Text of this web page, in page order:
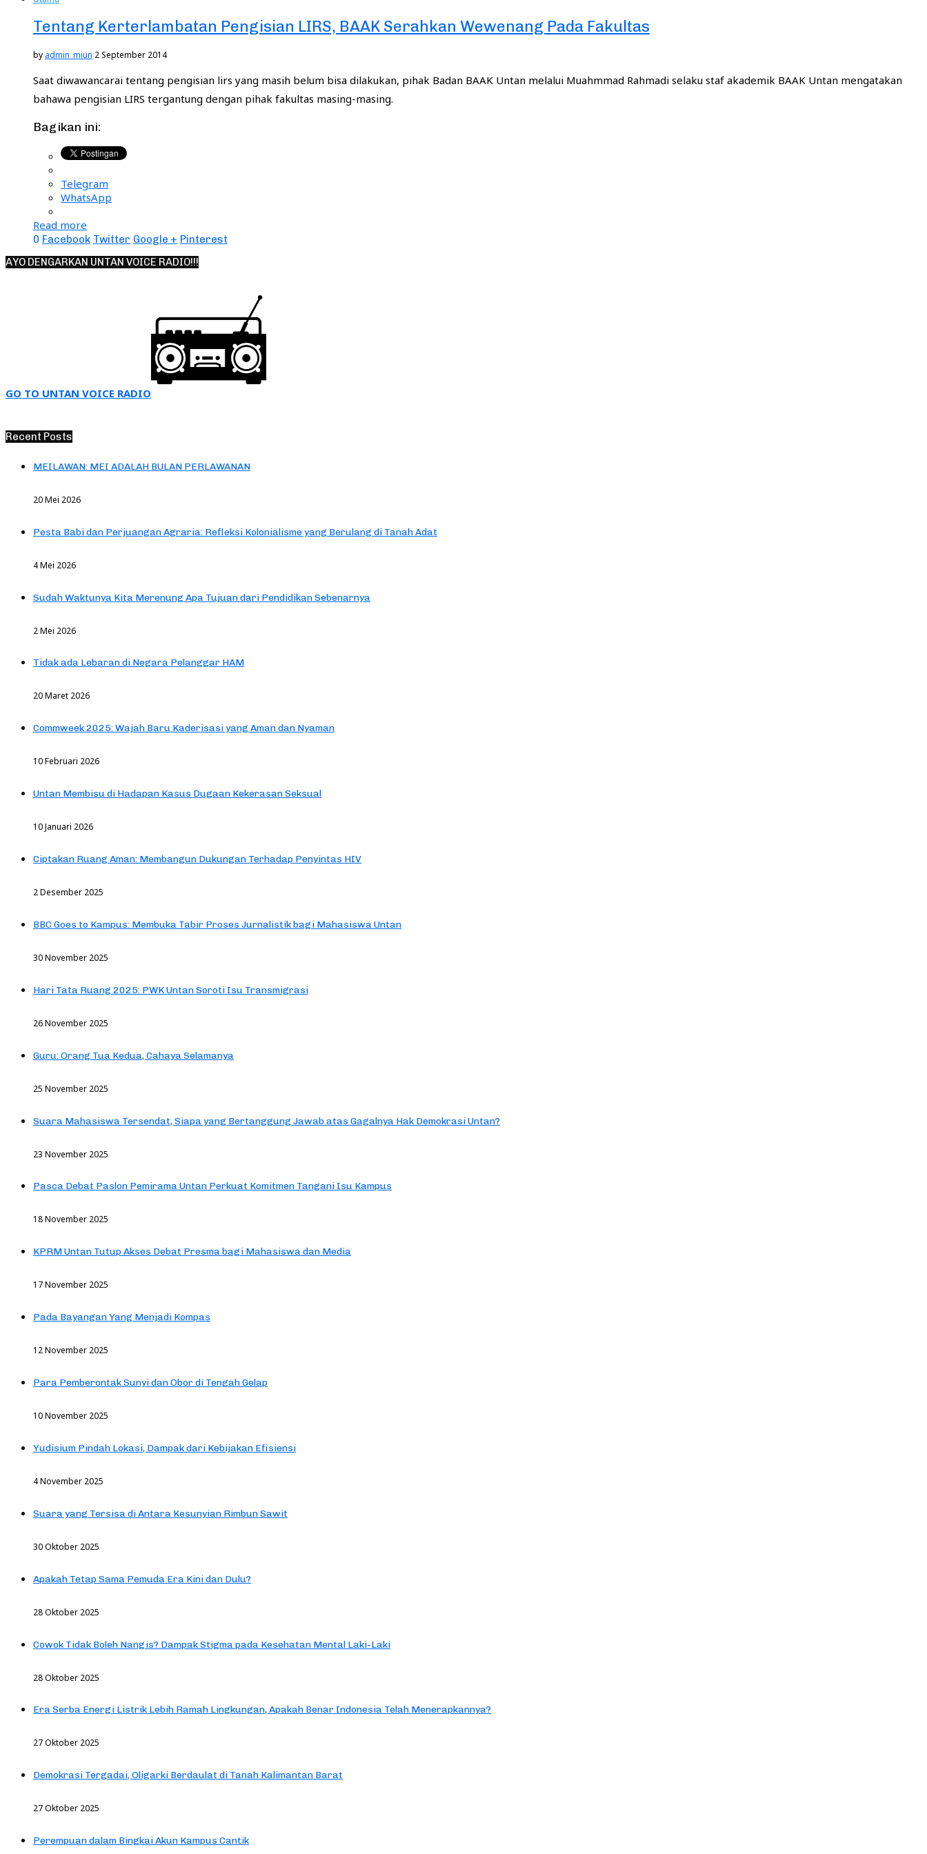
Tentang Kerterlambatan Pengisian LIRS, BAAK Serahkan Wewenang Pada Fakultas
by admin_miun 2 September 2014
Saat diwawancarai tentang pengisian lirs yang masih belum bisa dilakukan, pihak Badan BAAK Untan melalui Muahmmad Rahmadi selaku staf akademik BAAK Untan mengatakan
bahawa pengisian LIRS tergantung dengan pihak fakultas masing-masing.
Bagikan ini:
Telegram
WhatsApp
Read more
0 Facebook Twitter Google + Pinterest
AYO DENGARKAN UNTAN VOICE RADIO!!!
GO TO UNTAN VOICE RADIO
Recent Posts
MEILAWAN: MEI ADALAH BULAN PERLAWANAN
20 Mei 2026
Pesta Babi dan Perjuangan Agraria: Refleksi Kolonialisme yang Berulang di Tanah Adat
4 Mei 2026
Sudah Waktunya Kita Merenung Apa Tujuan dari Pendidikan Sebenarnya
2 Mei 2026
Tidak ada Lebaran di Negara Pelanggar HAM
20 Maret 2026
Commweek 2025: Wajah Baru Kaderisasi yang Aman dan Nyaman
10 Februari 2026
Untan Membisu di Hadapan Kasus Dugaan Kekerasan Seksual
10 Januari 2026
Ciptakan Ruang Aman: Membangun Dukungan Terhadap Penyintas HIV
2 Desember 2025
BBC Goes to Kampus: Membuka Tabir Proses Jurnalistik bagi Mahasiswa Untan
30 November 2025
Hari Tata Ruang 2025: PWK Untan Soroti Isu Transmigrasi
26 November 2025
Guru: Orang Tua Kedua, Cahaya Selamanya
25 November 2025
Suara Mahasiswa Tersendat, Siapa yang Bertanggung Jawab atas Gagalnya Hak Demokrasi Untan?
23 November 2025
Pasca Debat Paslon Pemirama Untan Perkuat Komitmen Tangani Isu Kampus
18 November 2025
KPRM Untan Tutup Akses Debat Presma bagi Mahasiswa dan Media
17 November 2025
Pada Bayangan Yang Menjadi Kompas
12 November 2025
Para Pemberontak Sunyi dan Obor di Tengah Gelap
10 November 2025
Yudisium Pindah Lokasi, Dampak dari Kebijakan Efisiensi
4 November 2025
Suara yang Tersisa di Antara Kesunyian Rimbun Sawit
30 Oktober 2025
Apakah Tetap Sama Pemuda Era Kini dan Dulu?
28 Oktober 2025
Cowok Tidak Boleh Nangis? Dampak Stigma pada Kesehatan Mental Laki-Laki
28 Oktober 2025
Era Serba Energi Listrik Lebih Ramah Lingkungan, Apakah Benar Indonesia Telah Menerapkannya?
27 Oktober 2025
Demokrasi Tergadai, Oligarki Berdaulat di Tanah Kalimantan Barat
27 Oktober 2025
Perempuan dalam Bingkai Akun Kampus Cantik